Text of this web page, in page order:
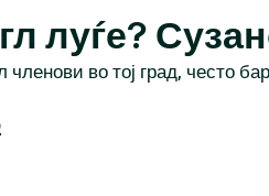
луѓе?
членови во тој град, често